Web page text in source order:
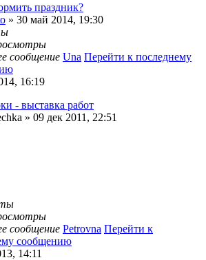
праздник?
» 30 май 2014, 19:30
сообщение Una Перейти к последнему
16:19
- выставка работ
» 09 дек 2011, 22:51
сообщение Petrovna Перейти к
сообщению
14:11